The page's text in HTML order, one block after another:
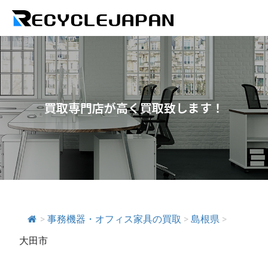
買取専門店が高く買取致します！
> 事務機器・オフィス家具の買取 > 島根県 >
大田市